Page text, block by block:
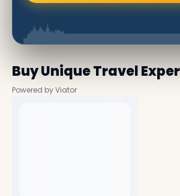
Buy Unique Travel
Powered by Viator